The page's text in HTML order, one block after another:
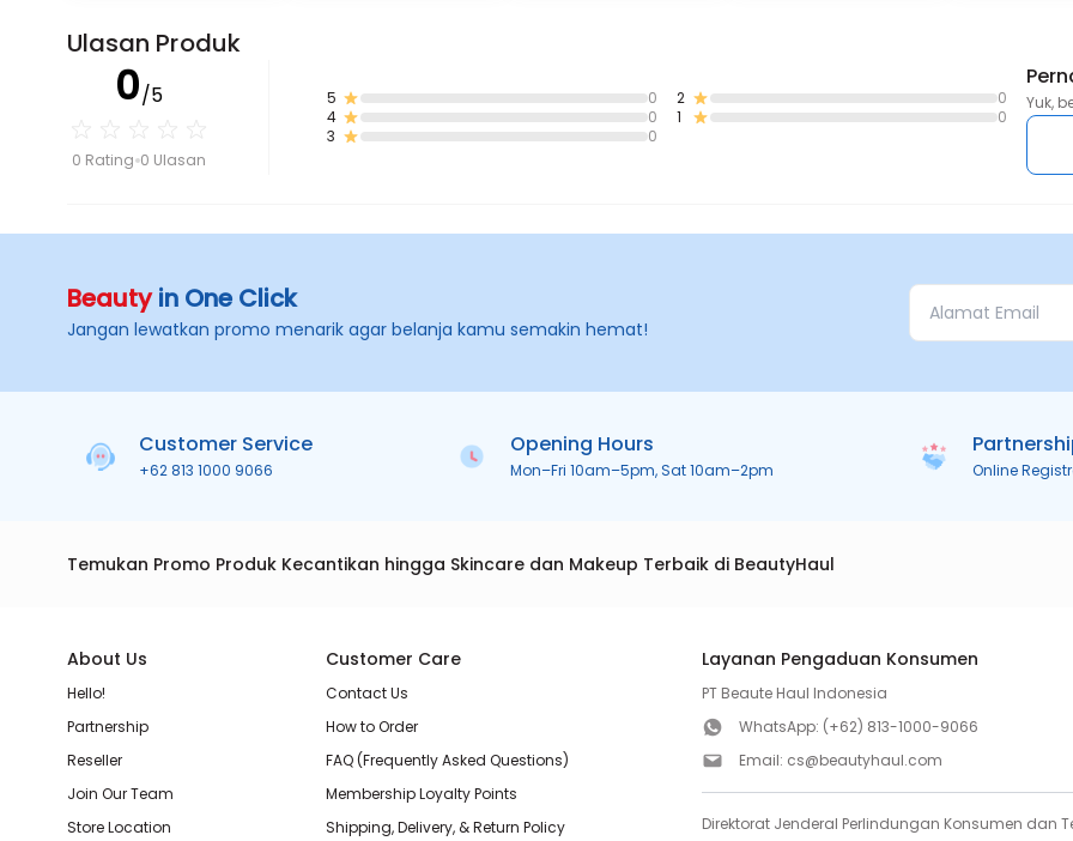
Ulasan Produk
0/5
0 Rating 0 Ulasan
5
0
4
0
3
0
2
0
1
0
Yuk,
Beautyin One Click
Jangan lewatkan promo menarik agar belanja kamu semakin hemat!
Customer Service
+62 813 1000 9066
Opening Hours
Mon–Fri 10am–5pm, Sat 10am–2pm Online
Temukan Promo Produk Kecantikan hingga Skincare dan Makeup Terbaik di BeautyHaul
About Us
Hello!
Partnership
Reseller
Join Our Team
Store Location
Customer Care
Contact Us
How to Order
FAQ (Frequently Asked Questions)
Membership Loyalty Points
Shipping, Delivery, & Return Policy
Layanan Pengaduan Konsumen
PT Beaute Haul Indonesia
WhatsApp: (+62) 813-1000-9066
Email: cs@beautyhaul.com
Direktorat Jenderal Perlindungan Konsumen dan